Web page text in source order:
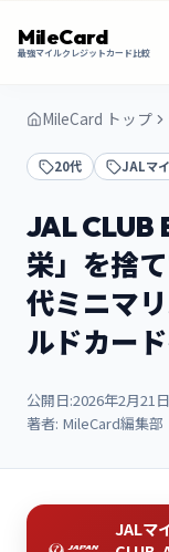
MileCard
最強マイルクレジットカード比較
MileCard トップ
20代 JALマ
JAL CLUB
栄」を捨
代ミニマ
ルドカー
公開日:2026年2月21日
著者: MileCard編集部
JALマ